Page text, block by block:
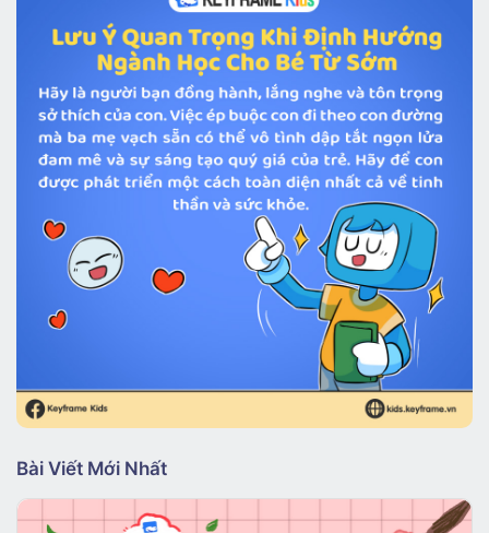
Bài Viết Mới Nhất